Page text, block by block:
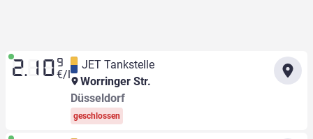
2.10 9
€/l
JET Tankstelle
Worringer Str.
Düsseldorf
geschlossen